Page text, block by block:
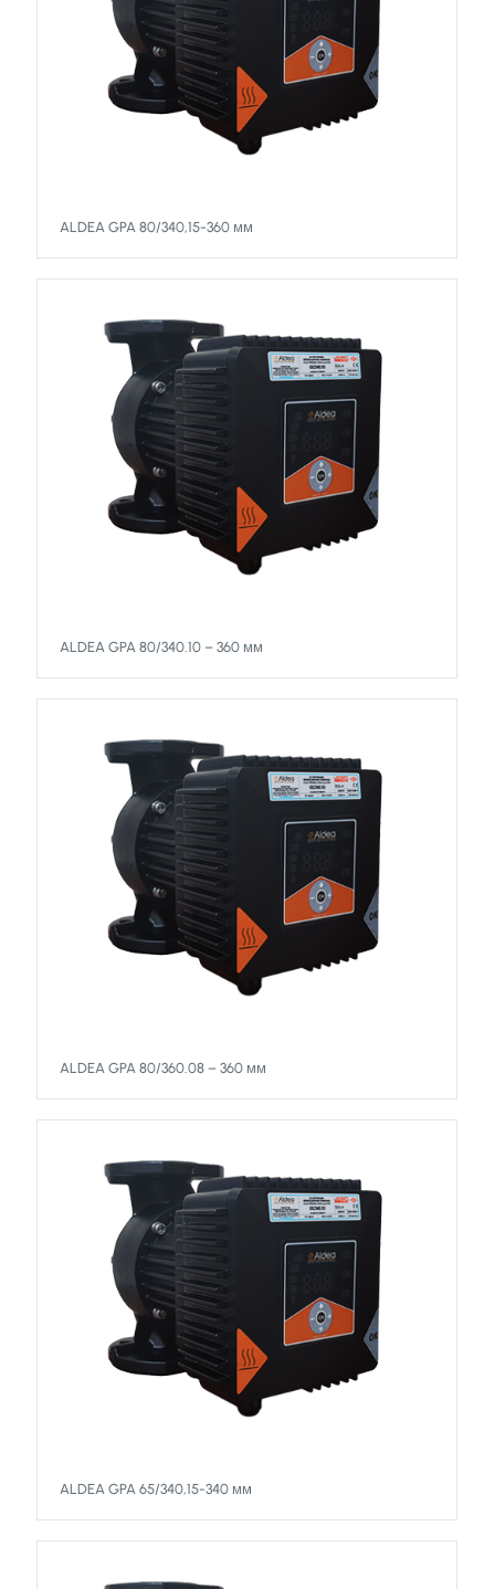
ALDEA GPA 80/340,15-360 мм
ALDEA GPA 80/340.10 – 360 мм
ALDEA GPA 80/360.08 – 360 мм
ALDEA GPA 65/340,15-340 мм